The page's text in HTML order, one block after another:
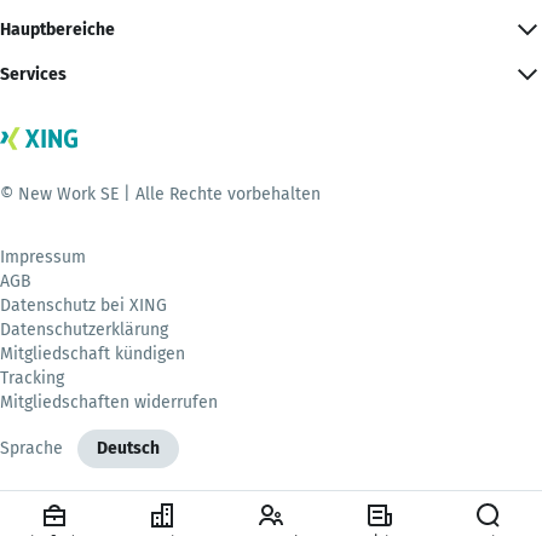
Hauptbereiche
Services
© New Work SE | Alle Rechte vorbehalten
Impressum
AGB
Datenschutz bei XING
Datenschutzerklärung
Mitgliedschaft kündigen
Tracking
Mitgliedschaften widerrufen
Sprache Deutsch